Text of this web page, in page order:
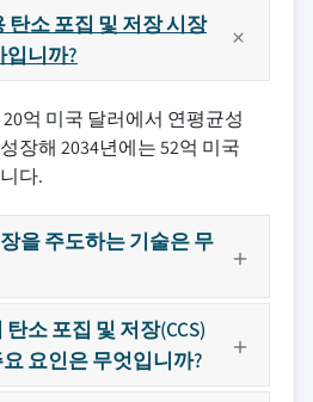
탄소 포집 및 저장 시장
입니까?
억 미국 달러에서 연평균성
장해 2034년에는 52억 미국
다.
을 주도하는 기술은 무
소 포집 및 저장(CCS)
요인은 무엇입니까?